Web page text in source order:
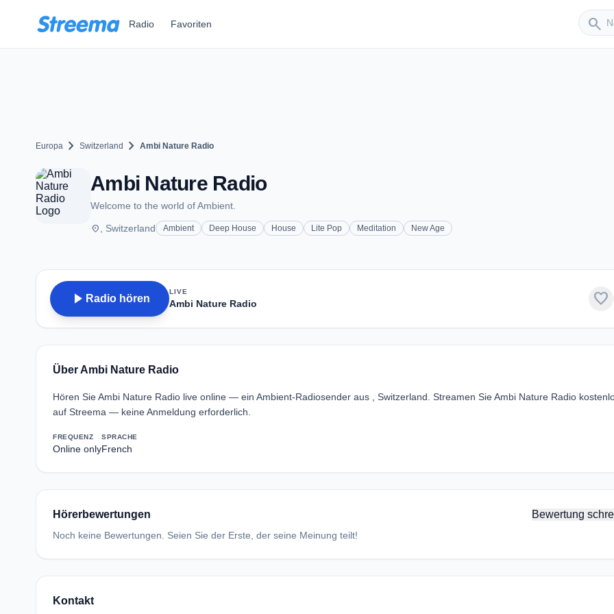
Radio Favoriten search
Sender
Europa chevron_right Switzerland chevron_right Ambi Nature Radio
Ambi Nature Radio
Welcome to the world of Ambient.
place , Switzerland Ambient Deep House House Lite Pop Meditation New Age
play_arrow Radio hören
LIVE
Ambi Nature Radio favorite
Über Ambi Nature Radio
Hören Sie Ambi Nature Radio live online — ein Ambient-Radiosender aus , Switzerland. Streamen Sie Ambi Nature Radio
auf Streema — keine Anmeldung erforderlich.
FREQUENZ
Online only
SPRACHE
French
Hörerbewertungen Bewertung
Noch keine Bewertungen. Seien Sie der Erste, der seine Meinung teilt!
Kontakt